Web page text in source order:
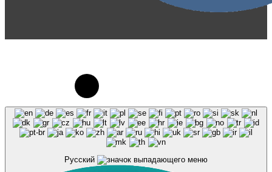
использовании материалов сайта galaktika64.ru
ссылка на источник обязательна.
Русский